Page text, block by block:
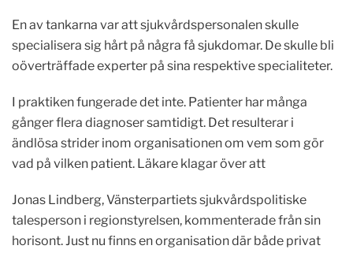
En av tankarna var att sjukvårdspersonalen skulle
specialisera sig hårt på några få sjukdomar. De skulle bli
oöverträffade experter på sina respektive specialiteter.
I praktiken fungerade det inte. Patienter har många
gånger flera diagnoser samtidigt. Det resulterar i
ändlösa strider inom organisationen om vem som gör
vad på vilken patient. Läkare klagar över att
Jonas Lindberg, Vänsterpartiets sjukvårdspolitiske
talesperson i regionstyrelsen, kommenterade från sin
horisont. Just nu finns en organisation där både privat